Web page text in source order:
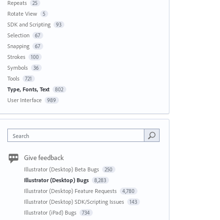
Repeats 25
Rotate View 5
SDK and Scripting 93
Selection 67
Snapping 67
Strokes 100
Symbols 36
Tools 721
Type, Fonts, Text 802
User Interface 989
Search
Give feedback
Illustrator (Desktop) Beta Bugs 250
Illustrator (Desktop) Bugs 8,283
Illustrator (Desktop) Feature Requests 4,780
Illustrator (Desktop) SDK/Scripting Issues 143
Illustrator (iPad) Bugs 734